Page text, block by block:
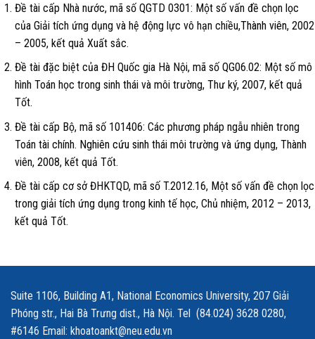
Đề tài cấp Nhà nước, mã số QGTD 0301: Một số vấn đề chọn lọc
của Giải tích ứng dụng và hệ động lực vô hạn chiều,Thành viên, 2002
– 2005, kết quả Xuất sắc.
Đề tài đặc biệt của ĐH Quốc gia Hà Nội, mã số QG06.02: Một số mô
hình Toán học trong sinh thái và môi trường, Thư ký, 2007, kết quả
Tốt.
Đề tài cấp Bộ, mã số 101406: Các phương pháp ngẫu nhiên trong
Toán tài chính. Nghiên cứu sinhthái môi trường và ứng dụng, Thành
viên, 2008, kết quả Tốt.
Đề tài cấp cơ sở ĐHKTQD, mã số T.2012.16, Một số vấn đề chọn lọc
trong giải tích ứng dụng trong kinh tế học, Chủ nhiệm, 2012 – 2013,
kết quả Tốt.
Suite 1106, Building A1, National Economics University, 207 Giải
Phóng str., Hai Bà Trưng dist., Hà Nội. Tel (84.024) 3628 0280,
#6146 Email: khoatoankt@neu.edu.vn